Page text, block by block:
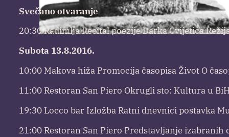
Svečano otvaranje
20:30 Radimlja Recital poezije Darka Cvijetića
Subota 13.8.2016.
10:00 Makova hiža Promocija časopisa Život O
11:00 Restoran San Piero Okrugli sto: Kultura u
19:30 Locco bar Izložba Ratni dnevnici postavka
21:00 Restoran San Piero Predstavljanje